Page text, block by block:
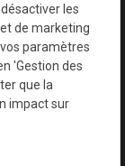
les
de marketing
paramètres
'Gestion des
que la
impact sur